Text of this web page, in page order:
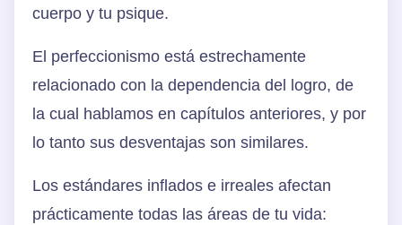
cuerpo y tu psique.
El perfeccionismo está estrechamente
relacionado con la dependencia del logro, de
la cual hablamos en capítulos anteriores, y por
lo tanto sus desventajas son similares.
Los estándares inflados e irreales afectan
prácticamente todas las áreas de tu vida: